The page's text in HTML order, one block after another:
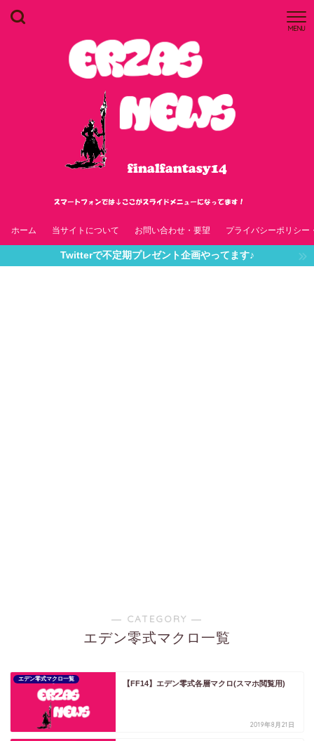
MENU
ホーム 当サイトについて お問い合わせ・要望 プライバシーポリシー
Twitterで不定期プレゼント企画やってます♪
― CATEGORY ―
エデン零式マクロ一覧
エデン零式マクロ一覧
【FF14】エデン零式各層マクロ(スマホ閲覧用)
2019年8月21日